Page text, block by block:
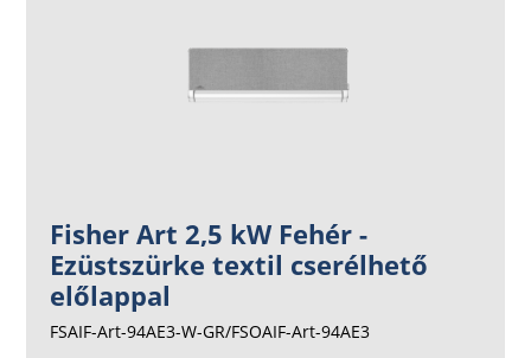
Fisher Art 2,5 kW Fehér -
Ezüstszürke textil cserélhető
előlappal
FSAIF-Art-94AE3-W-GR/FSOAIF-Art-94AE3